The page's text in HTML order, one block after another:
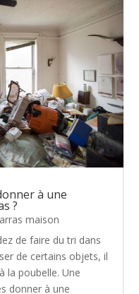
à une
?
maison
de faire du tri dans
de certains objets, il
la poubelle. Une
donner à une